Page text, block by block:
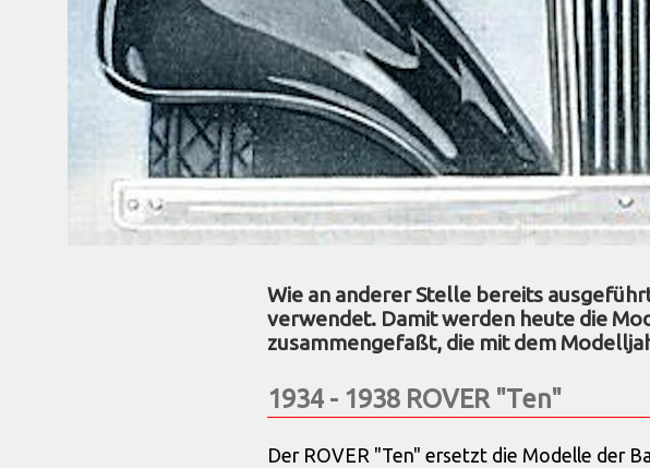
Wie an anderer Stelle bereits
verwendet. Damit werden heute die
zusammengefaßt, die mit dem
1934 - 1938 ROVER "Ten"
Der ROVER "Ten" ersetzt die Modelle der